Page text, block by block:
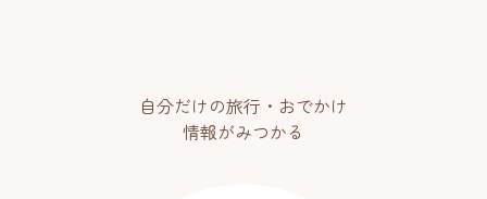
自分だけの旅行・おでかけ
情報がみつかる